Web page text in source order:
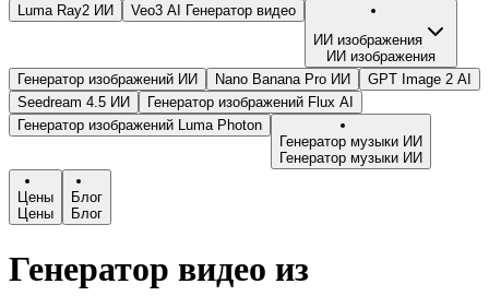
Luma Ray2 ИИ
Veo3 AI Генератор видео
ИИ изображения
ИИ изображения
Генератор изображений ИИ
Nano Banana Pro ИИ
GPT Image 2 AI
Seedream 4.5 ИИ
Генератор изображений Flux AI
Генератор изображений Luma Photon
Генератор музыки ИИ
Генератор музыки ИИ
Цены
Цены
Блог
Блог
Генератор видео из